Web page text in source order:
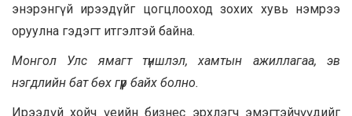
энэрэнгүй ирээдүйг цогцлооход зохих хувь нэмрээ
оруулна гэдэгт итгэлтэй байна.
Монгол Улс ямагт түншлэл, хамтын ажиллагаа, эв
нэгдлийн бат бөх гүүр байх болно.
Ирээдүй хойч үеийн бизнес эрхлэгч эмэгтэйчүүдийг